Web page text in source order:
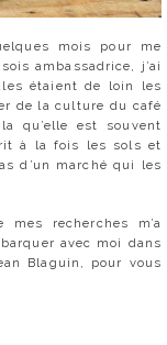
mois pour me
ambassadrice, j’ai
étaient de loin les
de la culture du café
qu’elle est souvent
à la fois les sols et
d’un marché qui les
recherches m’a
avec moi dans
Blaguin, pour vous